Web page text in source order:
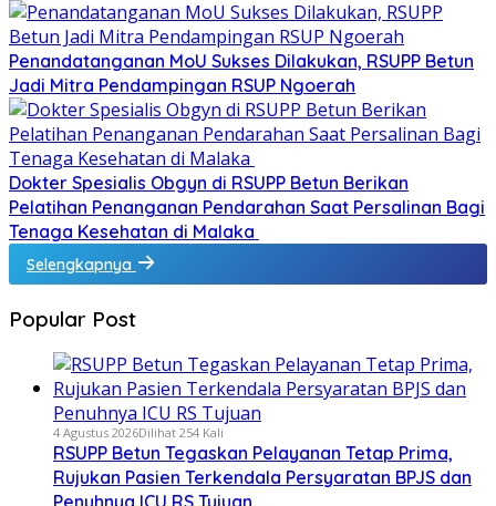
Penandatanganan MoU Sukses Dilakukan, RSUPP Betun
Jadi Mitra Pendampingan RSUP Ngoerah
Dokter Spesialis Obgyn di RSUPP Betun Berikan
Pelatihan Penanganan Pendarahan Saat Persalinan Bagi
Tenaga Kesehatan di Malaka
Selengkapnya
Popular Post
4 Agustus 2026Dilihat 254 Kali
RSUPP Betun Tegaskan Pelayanan Tetap Prima,
Rujukan Pasien Terkendala Persyaratan BPJS dan